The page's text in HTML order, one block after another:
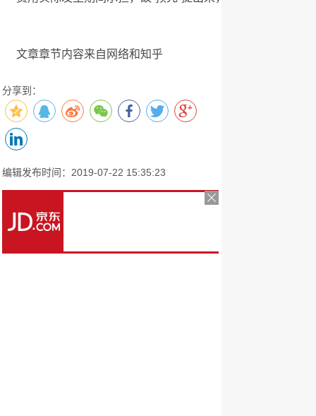
文章章节内容来自网络和知乎
分享到：
编辑发布时间：2019-07-22 15:35:23